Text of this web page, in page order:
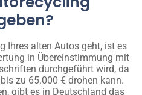
Ihres alten Autos geht, ist es
in Übereinstimmung mit
durchgeführt wird, da
zu 65.000 € drohen kann.
gibt es in Deutschland das